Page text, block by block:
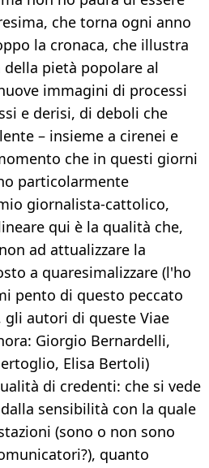
che torna ogni anno
la cronaca, che illustra
pietà popolare al
immagini di processi
e derisi, di deboli che
– insieme a cirenei e
che in questi giorni
particolarmente
giornalista-cattolico,
qui è la qualità che,
ad attualizzare la
a quaresimalizzare (l'ho
pento di questo peccato
autori di queste Viae
Giorgio Bernardelli,
Elisa Bertoli)
di credenti: che si vede
sensibilità con la quale
(sono o non sono
quanto